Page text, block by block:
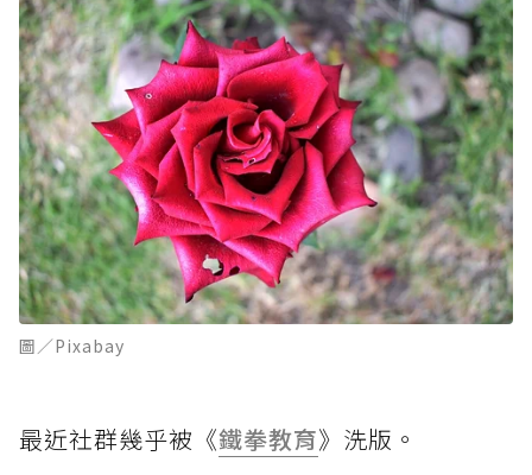
圖／Pixabay
最近社群幾乎被《鐵拳教育》洗版。